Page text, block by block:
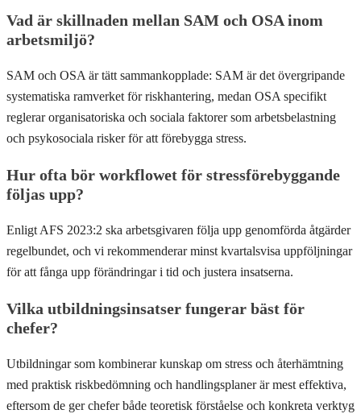
Vad är skillnaden mellan SAM och OSA inom
arbetsmiljö?
SAM och OSA är tätt sammankopplade: SAM är det övergripande
systematiska ramverket för riskhantering, medan OSA specifikt
reglerar organisatoriska och sociala faktorer som arbetsbelastning
och psykosociala risker för att förebygga stress.
Hur ofta bör workflowet för stressförebyggande
följas upp?
Enligt AFS 2023:2 ska arbetsgivaren följa upp genomförda åtgärder
regelbundet, och vi rekommenderar minst kvartalsvisa uppföljningar
för att fånga upp förändringar i tid och justera insatserna.
Vilka utbildningsinsatser fungerar bäst för
chefer?
Utbildningar som kombinerar kunskap om stress och återhämtning
med praktisk riskbedömning och handlingsplaner är mest effektiva,
eftersom de ger chefer både teoretisk förståelse och konkreta verktyg